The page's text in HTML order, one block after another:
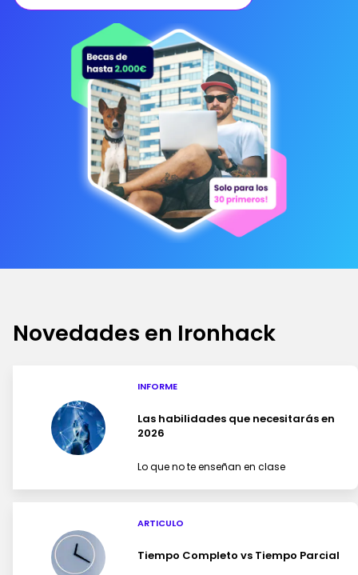
Novedades en Ironhack
INFORME
Las habilidades que necesitarás en
2026
Lo que no te enseñan en clase
ARTICULO
Tiempo Completo vs Tiempo Parcial